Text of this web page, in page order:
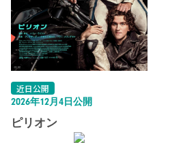
近日公開
2026年12月4日公開
ピリオン